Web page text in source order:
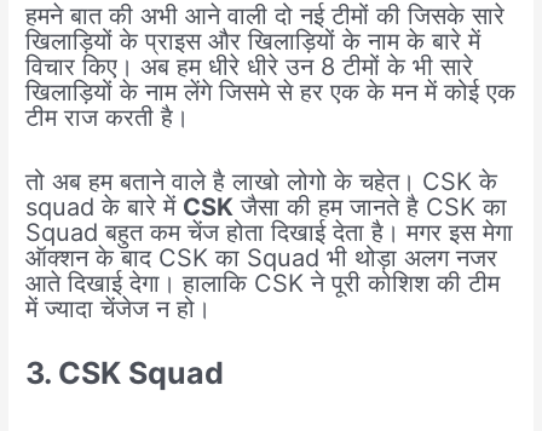
हमने बात की अभी आने वाली दो नई टीमों की जिसके सारे
खिलाड़ियों के प्राइस और खिलाड़ियों के नाम के बारे में
विचार किए। अब हम धीरे धीरे उन 8 टीमों के भी सारे
खिलाड़ियों के नाम लेंगे जिसमे से हर एक के मन में कोई एक
टीम राज करती है।
तो अब हम बताने वाले है लाखो लोगो के चहेत। CSK के
squad के बारे में CSK जैसा की हम जानते है CSK का
Squad बहुत कम चेंज होता दिखाई देता है। मगर इस मेगा
ऑक्शन के बाद CSK का Squad भी थोड़ा अलग नजर
आते दिखाई देगा। हालाकि CSK ने पूरी कोशिश की टीम
में ज्यादा चेंजेज न हो।
3. CSK Squad